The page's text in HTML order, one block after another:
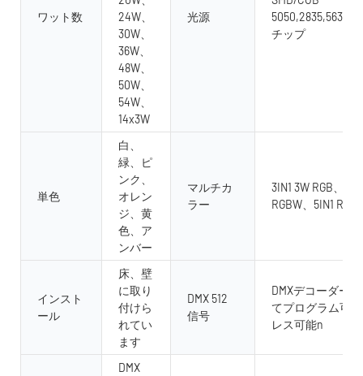
ワット数
24W、
30W、
36W、
48W、
50W、
54W、
14x3W
光源
チップ
単色
白、
緑、ピ
ンク、
オレン
ジ、黄
色、ア
ンバー
マルチカ
ラー
3IN1 3W RGB、4 in
RGBW、5IN1
インスト
ール
床、壁
に取り
付けら
れてい
ます
DMX 512
信号
DMXデコーダー
てプログラム可
レス可能n
DMX